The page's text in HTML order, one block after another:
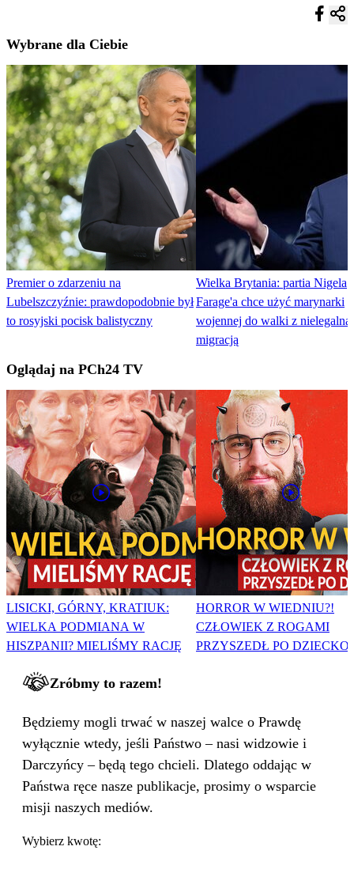
Wybrane dla Ciebie
Premier o zdarzeniu na
Lubelszczyźnie: prawdopodobnie był
to rosyjski pocisk balistyczny
Wielka Brytania: partia Nigela
Farage'a chce użyć marynarki
wojennej do walki z nielegalną
migracją
Oglądaj na PCh24 TV
LISICKI, GÓRNY, KRATIUK:
WIELKA PODMIANA W
HISZPANII? MIELIŚMY RACJĘ
HORROR W WIEDNIU?!
CZŁOWIEK Z ROGAMI
PRZYSZEDŁ PO DZIECKO
Zróbmy to razem!
Będziemy mogli trwać w naszej walce o Prawdę
wyłącznie wtedy, jeśli Państwo – nasi widzowie i
Darczyńcy – będą tego chcieli. Dlatego oddając w
Państwa ręce nasze publikacje, prosimy o wsparcie
misji naszych mediów.
Wybierz kwotę: